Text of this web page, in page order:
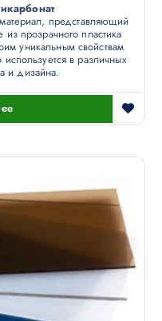
представляющий
прозрачного пластика
уникальным свойствам
в различных
и дизайна.